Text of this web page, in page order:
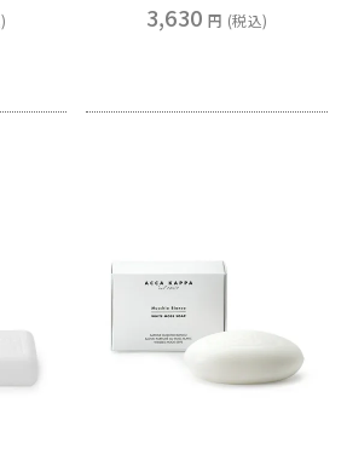
3,630 税込